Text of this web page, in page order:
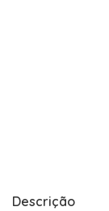
Descrição